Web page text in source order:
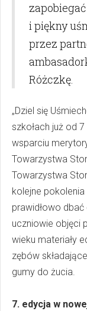
i piękny
przez
Różczkę.
„Dziel się
szkołach już od
wsparciu
Towarzystwa
Towarzystwa
kolejne
prawidłowo
uczniowie objęci
wieku materiały
zębów
gumy do żucia.
7. edycja w